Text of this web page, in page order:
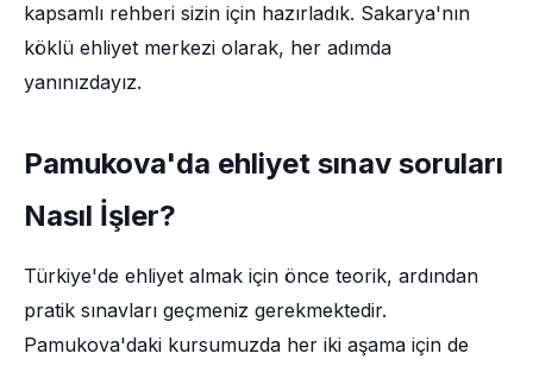
kapsamlı rehberi sizin için hazırladık. Sakarya'nın
köklü ehliyet merkezi olarak, her adımda
yanınızdayız.
Pamukova'da ehliyet sınav soruları
Nasıl İşler?
Türkiye'de ehliyet almak için önce teorik, ardından
pratik sınavları geçmeniz gerekmektedir.
Pamukova'daki kursumuzda her iki aşama için de